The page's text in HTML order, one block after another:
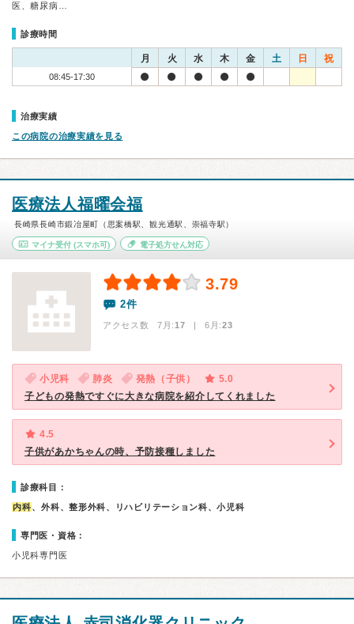
医、糖尿病…
診療時間
月 火 水 木 金 土 日 祝
08:45-17:30
治療実績
この病院の治療実績を見る
医療法人福曜会福
長崎県長崎市鍛冶屋町（思案橋駅、観光通駅、崇福寺駅）
マイナ受付 (スマホ可) 電子処方せん対応
3.79
2件
アクセス数 7月:17 | 6月:23
小児科 肺炎 発熱（子供）
5.0
子どもの発熱ですぐに大きな病院を紹介してくれました
4.5
子供があかちゃんの時、予防接種しました
診療科目：
内科、外科、整形外科、リハビリテーション科、小児科
専門医・資格：
小児科専門医